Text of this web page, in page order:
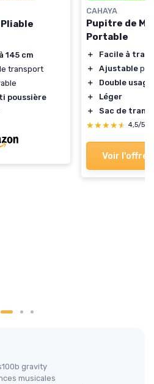
145 cm
transport
poussière
CAHAYA
Pupitre de
Portable
＋
Facile à
＋
Ajustable
＋
Double usage
＋
Léger
＋
Sac de
★★★★★
★★★★★ 4,5/5
Voir l'offre
gravity
musicales